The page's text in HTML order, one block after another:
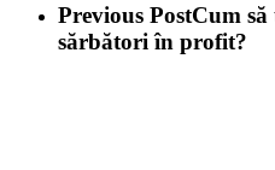
Previous PostCum
sărbători în profit?